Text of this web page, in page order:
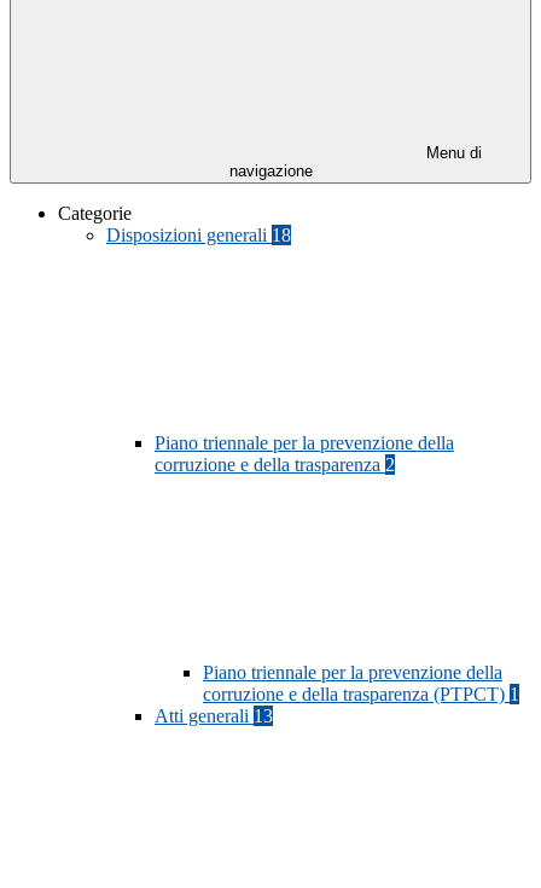
Menu di
navigazione
Categorie
Disposizioni generali 18
Piano triennale per la prevenzione della
corruzione e della trasparenza 2
Piano triennale per la prevenzione della
corruzione e della trasparenza (PTPCT) 1
Atti generali 13